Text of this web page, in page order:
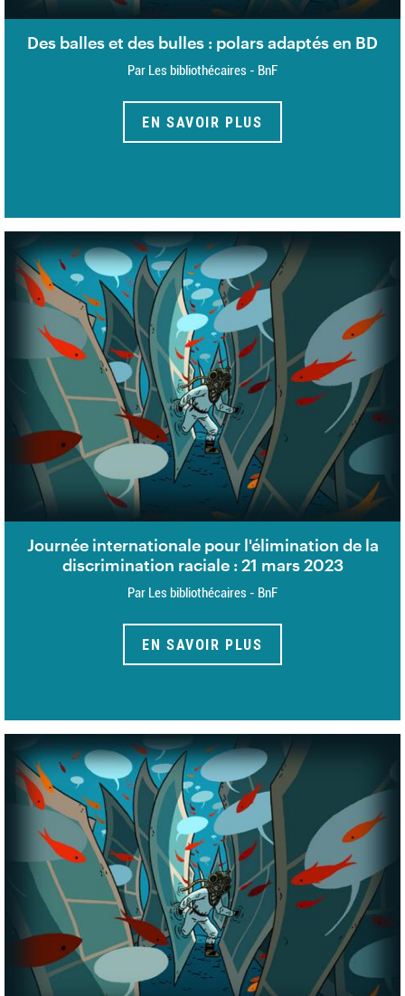
Des balles et des bulles : polars adaptés en BD
Par Les bibliothécaires - BnF
EN SAVOIR PLUS
Journée internationale pour l'élimination de la
discrimination raciale : 21 mars 2023
Par Les bibliothécaires - BnF
EN SAVOIR PLUS